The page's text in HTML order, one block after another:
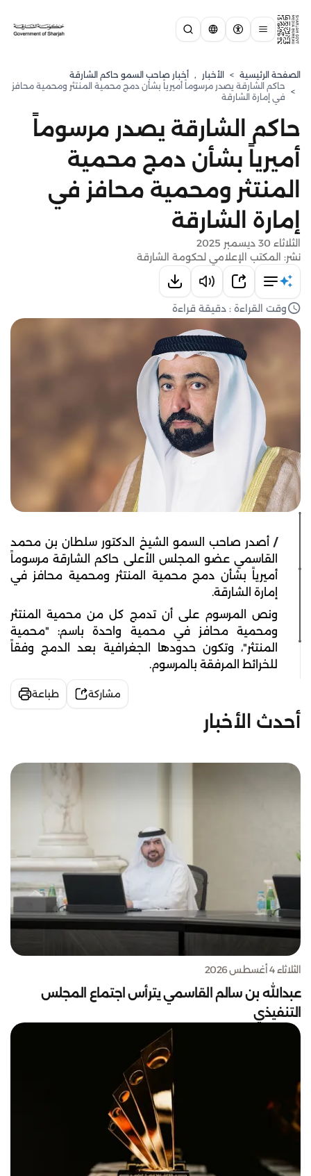
الصفحة الرئيسية > الأخبار , أخبار صاحب السمو حاكم الشارقة
>
حاكم الشارقة يصدر مرسوماً أميرياً بشأن دمج محمية المنتثر ومحمية محافز
في إمارة الشارقة
حاكم الشارقة يصدر مرسوماً
أميرياً بشأن دمج محمية
المنتثر ومحمية محافز في
إمارة الشارقة
الثلاثاء 30 ديسمبر 2025
نشر: المكتب الإعلامي لحكومة الشارقة
وقت القراءة : دقيقة قراءة
/ أصدر صاحب السمو الشيخ الدكتور سلطان بن محمد
القاسمي عضو المجلس الأعلى حاكم الشارقة مرسوماً
أميرياً بشأن دمج محمية المنتثر ومحمية محافز في
إمارة الشارقة.
ونص المرسوم على أن تدمج كل من محمية المنتثر
ومحمية محافز في محمية واحدة باسم: "محمية
المنتثر"، وتكون حدودها الجغرافية بعد الدمج وفقاً
للخرائط المرفقة بالمرسوم.
مشاركة طباعة
أحدث الأخبار
الثلاثاء 4 أغسطس 2026
عبدالله بن سالم القاسمي يترأس اجتماع المجلس
التنفيذي